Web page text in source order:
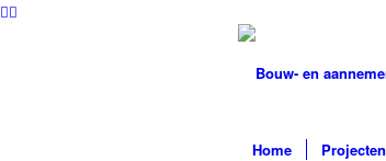
Home Projecten